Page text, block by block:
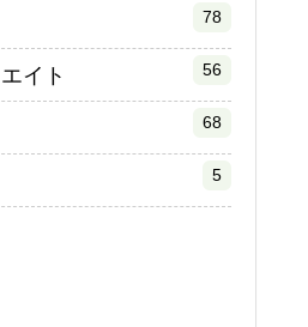
78
イト 56
68
5